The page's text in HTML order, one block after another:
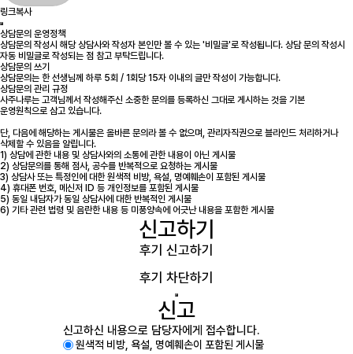
링크복사
상담문의 운영정책
상담문의 작성시 해당 상담사와 작성자 본인만 볼 수 있는 '비밀글'로 작성됩니다. 상담 문의 작성시
자동 비밀글로 작성되는 점 참고 부탁드립니다.
상담문의 쓰기
상담문의는 한 선생님께 하루 5회 / 1회당 15자 이내의 글만 작성이 가능합니다.
상담문의 관리 규정
사주나루는 고객님께서 작성해주신 소중한 문의를 등록하신 그대로 게시하는 것을 기본
운영원칙으로 삼고 있습니다.
단, 다음에 해당하는 게시물은 올바른 문의라 볼 수 없으며, 관리자직권으로 블라인드 처리하거나
삭제할 수 있음을 알립니다.
1) 상담에 관한 내용 및 상담사와의 소통에 관한 내용이 아닌 게시물
2) 상담문의를 통해 점사, 공수를 반복적으로 요청하는 게시물
3) 상담사 또는 특정인에 대한 원색적 비방, 욕설, 명예훼손이 포함된 게시물
4) 휴대폰 번호, 메신저 ID 등 개인정보를 포함된 게시물
5) 동일 내담자가 동일 상담사에 대한 반복적인 게시물
6) 기타 관련 법령 및 음란한 내용 등 미풍양속에 어긋난 내용을 포함한 게시물
신고하기
후기 신고하기
후기 차단하기
신고
신고하신 내용으로 담당자에게 접수합니다.
원색적 비방, 욕설, 명예훼손이 포함된 게시물